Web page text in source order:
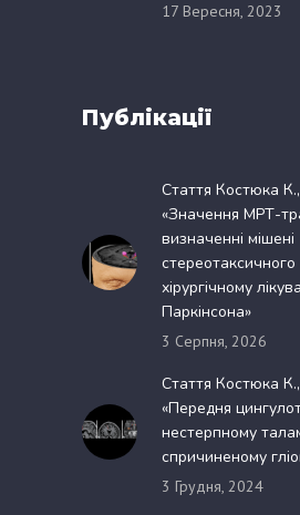
17 Вересня, 2023
Публікації
Стаття Костюка
«Значення МРТ-
визначенні мішені
хірургічному
Паркінсона»
3 Серпня, 2026
Стаття Костюка
«Передня
нестерпному
спричиненому
3 Грудня, 2024